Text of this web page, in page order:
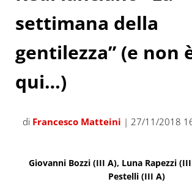
settimana della
gentilezza” (e non
qui…)
di Francesco Matteini | 27/11/2018
Giovanni Bozzi (III A), Luna Rapezzi
Pestelli (III A)